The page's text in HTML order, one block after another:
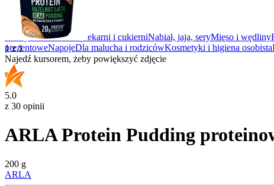
Warzywa i owoce Z piekarni i cukierniNabiał, jaja, seryMięso i wędliny
prezentoweNapojeDla malucha i rodzicówKosmetyki i higiena osobista
1z1
Najedź kursorem, żeby powiększyć zdjęcie
5.0
z 30 opinii
ARLA Protein Pudding
200 g
ARLA